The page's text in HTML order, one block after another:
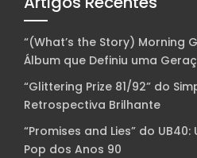
“(What’s the Story) Morning
Álbum que Definiu uma
“Glittering Prize 81/92” do
Retrospectiva Brilhante
“Promises and Lies” do
Pop dos Anos 90